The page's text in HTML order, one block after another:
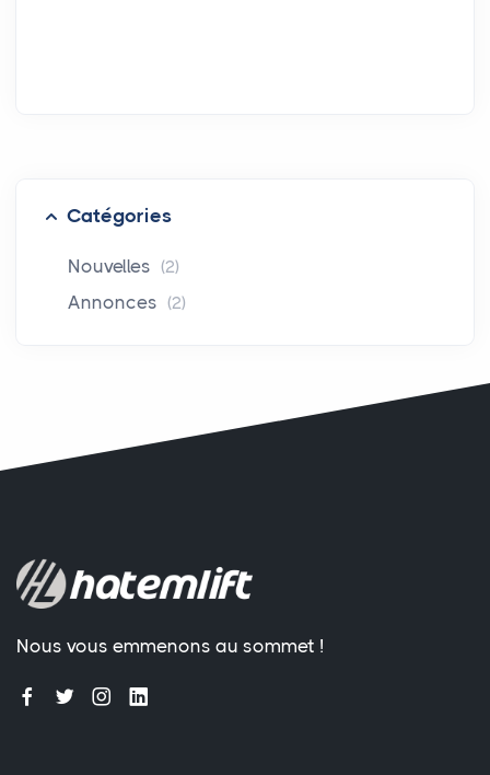
Catégories
Nouvelles (2)
Annonces (2)
Nous vous emmenons au sommet !